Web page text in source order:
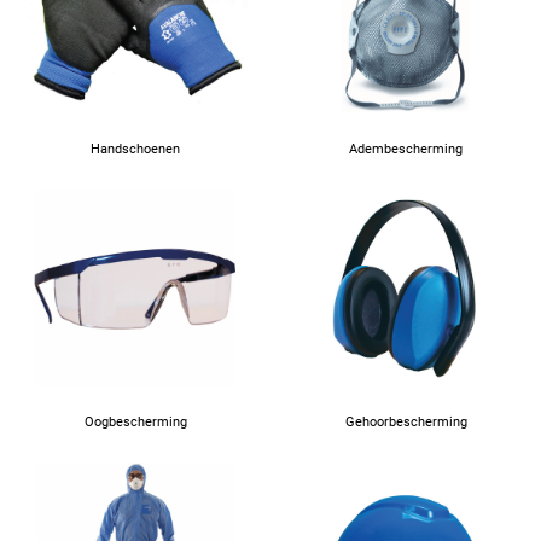
Handschoenen Adembescherming
Oogbescherming Gehoorbescherming